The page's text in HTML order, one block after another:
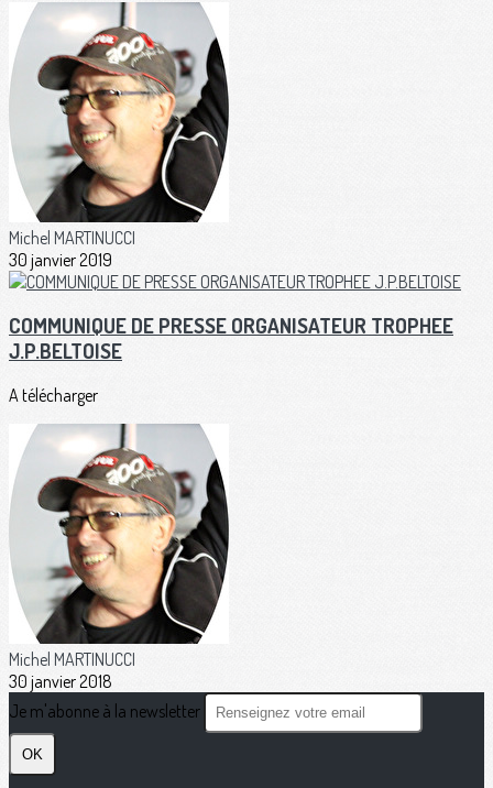
Michel MARTINUCCI
30 janvier 2019
COMMUNIQUE DE PRESSE ORGANISATEUR TROPHEE
J.P.BELTOISE
A télécharger
Michel MARTINUCCI
30 janvier 2018
Je m'abonne à la newsletter
OK